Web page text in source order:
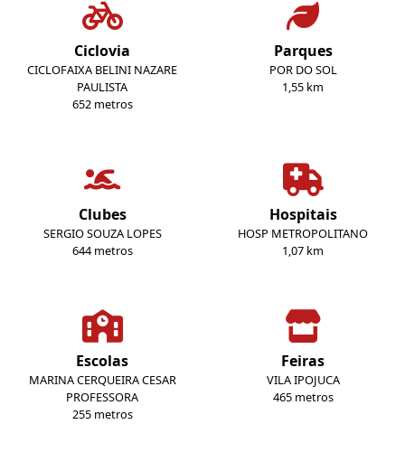
Ciclovia
CICLOFAIXA BELINI NAZARE
PAULISTA
652 metros
Parques
POR DO SOL
1,55 km
Clubes
SERGIO SOUZA LOPES
644 metros
Hospitais
HOSP METROPOLITANO
1,07 km
Escolas
MARINA CERQUEIRA CESAR
PROFESSORA
255 metros
Feiras
VILA IPOJUCA
465 metros